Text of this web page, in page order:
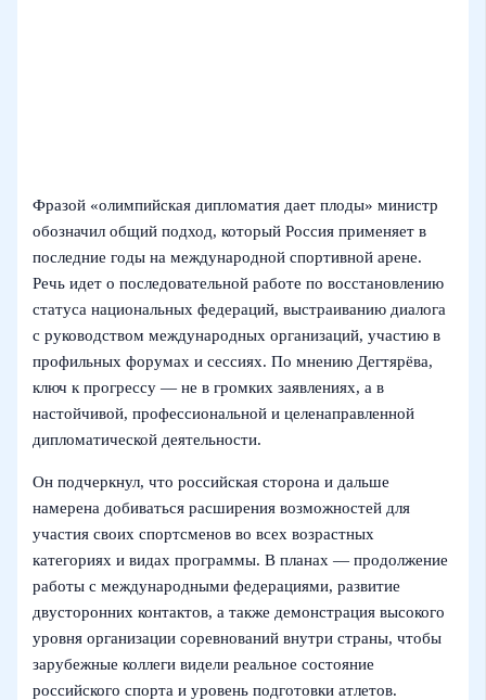
Фразой «олимпийская дипломатия дает плоды» министр
обозначил общий подход, который Россия применяет в
последние годы на международной спортивной арене.
Речь идет о последовательной работе по восстановлению
статуса национальных федераций, выстраиванию диалога
с руководством международных организаций, участию в
профильных форумах и сессиях. По мнению Дегтярёва,
ключ к прогрессу — не в громких заявлениях, а в
настойчивой, профессиональной и целенаправленной
дипломатической деятельности.
Он подчеркнул, что российская сторона и дальше
намерена добиваться расширения возможностей для
участия своих спортсменов во всех возрастных
категориях и видах программы. В планах — продолжение
работы с международными федерациями, развитие
двусторонних контактов, а также демонстрация высокого
уровня организации соревнований внутри страны, чтобы
зарубежные коллеги видели реальное состояние
российского спорта и уровень подготовки атлетов.